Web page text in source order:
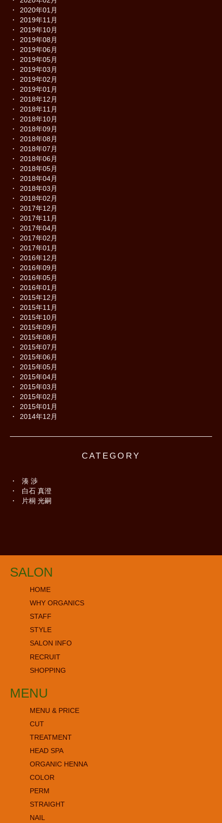
2020年01月
2019年11月
2019年10月
2019年08月
2019年06月
2019年05月
2019年03月
2019年02月
2019年01月
2018年12月
2018年11月
2018年10月
2018年09月
2018年08月
2018年07月
2018年06月
2018年05月
2018年04月
2018年03月
2018年02月
2017年12月
2017年11月
2017年04月
2017年02月
2017年01月
2016年12月
2016年09月
2016年05月
2016年01月
2015年12月
2015年11月
2015年10月
2015年09月
2015年08月
2015年07月
2015年06月
2015年05月
2015年04月
2015年03月
2015年02月
2015年01月
2014年12月
CATEGORY
湊 渉
白石 真澄
片桐 光嗣
SALON
HOME
WHY ORGANICS
STAFF
STYLE
SALON INFO
RECRUIT
SHOPPING
MENU
MENU & PRICE
CUT
TREATMENT
HEAD SPA
ORGANIC HENNA
COLOR
PERM
STRAIGHT
NAIL